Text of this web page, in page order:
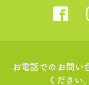
お電話でのお問い
ください。